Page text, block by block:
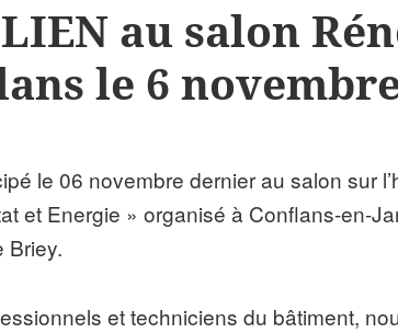
au salon
le 6
le 06 novembre dernier au salon sur
et Energie » organisé à Conflans-en-
Briey.
et techniciens du bâtiment,